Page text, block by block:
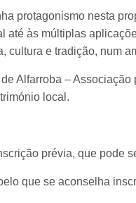
protagonismo nesta
até às múltiplas
cultura e tradição, num
Alfarroba –
local.
prévia, que pode
que se aconselha